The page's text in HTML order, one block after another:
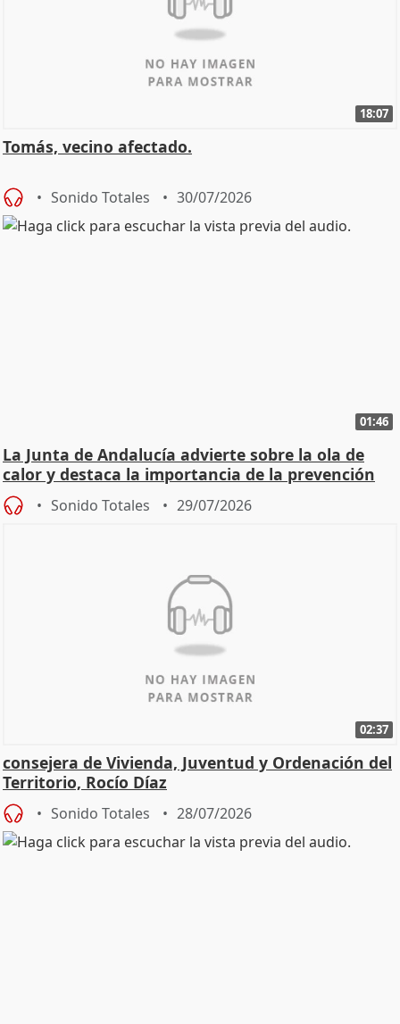
18:07
Tomás, vecino afectado.
Sonido Totales 30/07/2026
01:46
La Junta de Andalucía advierte sobre la ola de
calor y destaca la importancia de la prevención
Sonido Totales 29/07/2026
02:37
consejera de Vivienda, Juventud y Ordenación del
Territorio, Rocío Díaz
Sonido Totales 28/07/2026